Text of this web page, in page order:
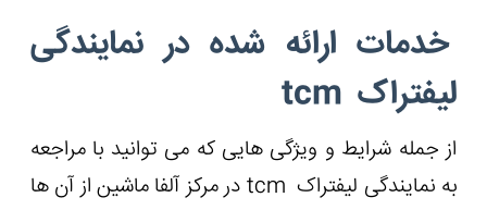
خدمات ارائه شده در نمایندگی
لیفتراک tcm
از جمله شرایط و ویژگی هایی که می توانید با مراجعه
به نمایندگی لیفتراک tcm در مرکز آلفا ماشین از آن ها